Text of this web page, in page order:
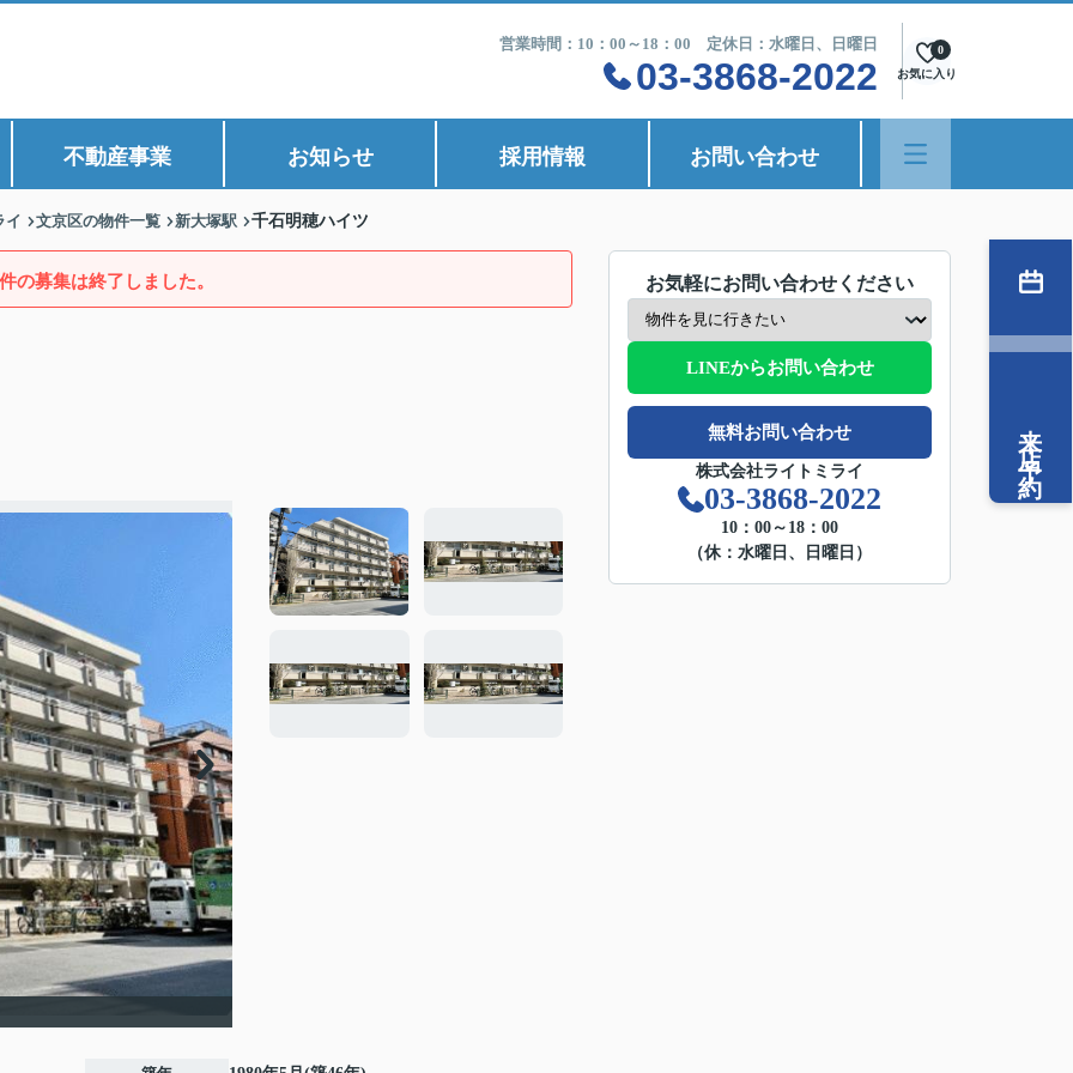
営業時間：10：00～18：00 定休日：水曜日、日曜日
03-3868-2022 お気に入り
0
不動産事業 お知らせ 採用情報 お問い合わせ
イ 文京区の物件一覧 新大塚駅 千石明穂ハイツ
の募集は終了しました。 お気軽にお問い合わせください
LINEからお問い合わせ
無料お問い合わせ
株式会社ライトミライ
03-3868-2022
10：00～18：00
（休：水曜日、日曜日）
来店予約